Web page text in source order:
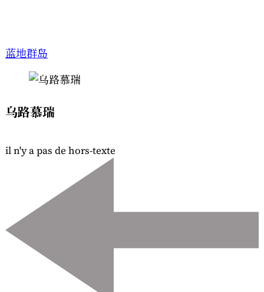
蓝地群岛
乌路慕瑞
il n'y a pas de hors-texte